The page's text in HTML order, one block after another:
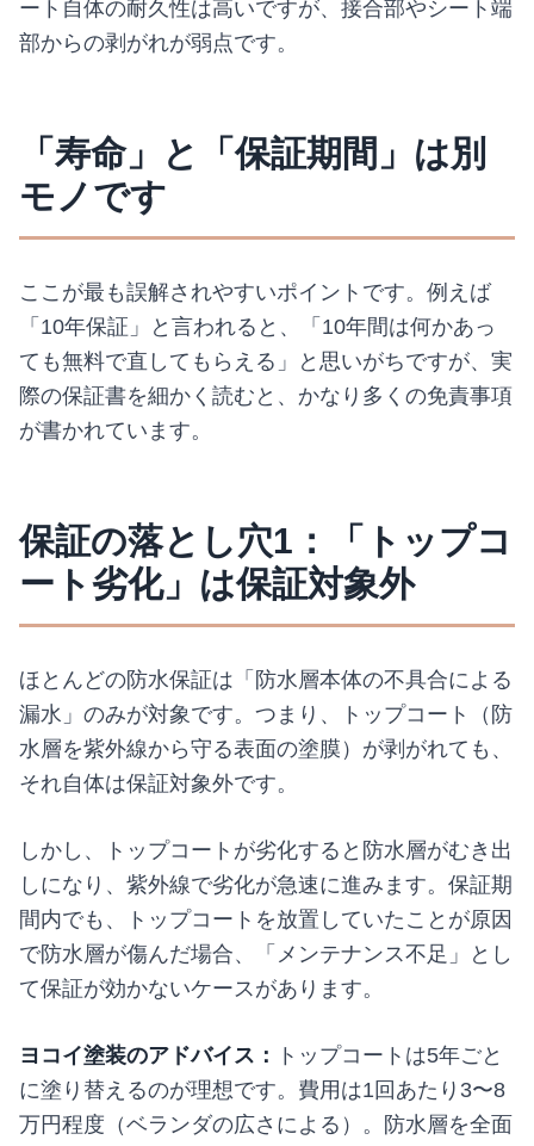
ート自体の耐久性は高いですが、接合部やシート端
部からの剥がれが弱点です。
「寿命」と「保証期間」は別
モノです
ここが最も誤解されやすいポイントです。例えば
「10年保証」と言われると、「10年間は何かあっ
ても無料で直してもらえる」と思いがちですが、実
際の保証書を細かく読むと、かなり多くの免責事項
が書かれています。
保証の落とし穴1：「トップコ
ート劣化」は保証対象外
ほとんどの防水保証は「防水層本体の不具合による
漏水」のみが対象です。つまり、トップコート（防
水層を紫外線から守る表面の塗膜）が剥がれても、
それ自体は保証対象外です。
しかし、トップコートが劣化すると防水層がむき出
しになり、紫外線で劣化が急速に進みます。保証期
間内でも、トップコートを放置していたことが原因
で防水層が傷んだ場合、「メンテナンス不足」とし
て保証が効かないケースがあります。
ヨコイ塗装のアドバイス：
トップコートは5年ごと
に塗り替えるのが理想です。費用は1回あたり3〜8
万円程度（ベランダの広さによる）。防水層を全面